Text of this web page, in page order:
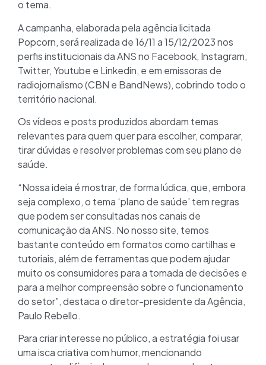
o tema.
A campanha, elaborada pela agência licitada
Popcorn, será realizada de 16/11 a 15/12/2023 nos
perfis institucionais da ANS no Facebook, Instagram,
Twitter, Youtube e Linkedin, e em emissoras de
radiojornalismo (CBN e BandNews), cobrindo todo o
território nacional.
Os vídeos e posts produzidos abordam temas
relevantes para quem quer para escolher, comparar,
tirar dúvidas e resolver problemas com seu plano de
saúde.
“Nossa ideia é mostrar, de forma lúdica, que, embora
seja complexo, o tema ‘plano de saúde’ tem regras
que podem ser consultadas nos canais de
comunicação da ANS. No nosso site, temos
bastante conteúdo em formatos como cartilhas e
tutoriais, além de ferramentas que podem ajudar
muito os consumidores para a tomada de decisões e
para a melhor compreensão sobre o funcionamento
do setor”, destaca o diretor-presidente da Agência,
Paulo Rebello.
Para criar interesse no público, a estratégia foi usar
uma isca criativa com humor, mencionando